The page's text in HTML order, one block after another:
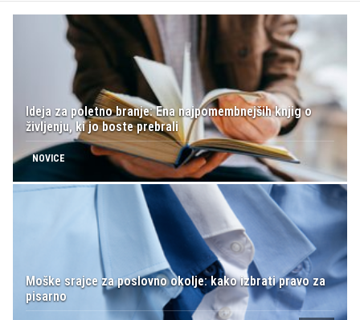
Ideja za poletno branje: Ena najpomembnejših knjig o
življenju, ki jo boste prebrali
NOVICE
Moške srajce za poslovno okolje: kako izbrati pravo za
pisarno